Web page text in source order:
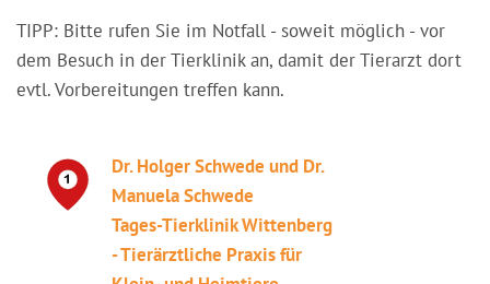
TIPP: Bitte rufen Sie im Notfall - soweit möglich - vor
dem Besuch in der Tierklinik an, damit der Tierarzt dort
evtl. Vorbereitungen treffen kann.
Dr. Holger Schwede und Dr.
Manuela Schwede
Tages-Tierklinik Wittenberg
- Tierärztliche Praxis für